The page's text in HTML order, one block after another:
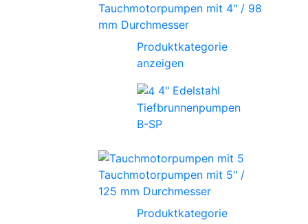
Tauchmotorpumpen mit 4" / 98
mm Durchmesser
Produktkategorie
anzeigen
4" Edelstahl
Tiefbrunnenpumpen
B-SP
Tauchmotorpumpen mit 5" /
125 mm Durchmesser
Produktkategorie